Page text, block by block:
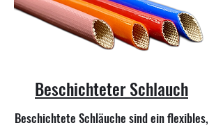
Beschichteter Schlauch
Beschichtete Schläuche sind ein flexibles,